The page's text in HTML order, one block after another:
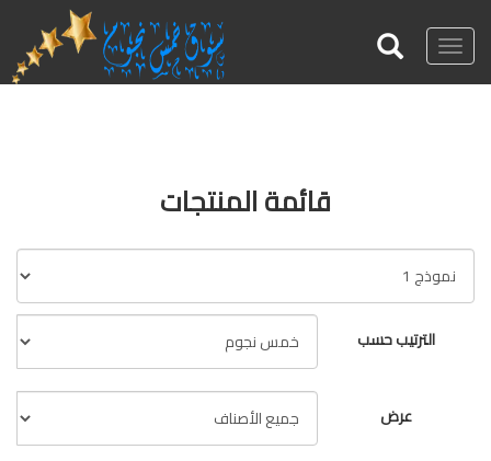
Toggle
navigation
قائمة المنتجات
الترتيب حسب
عرض